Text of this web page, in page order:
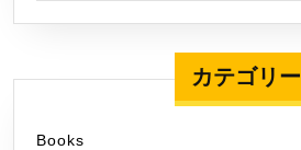
カテゴリー
Books